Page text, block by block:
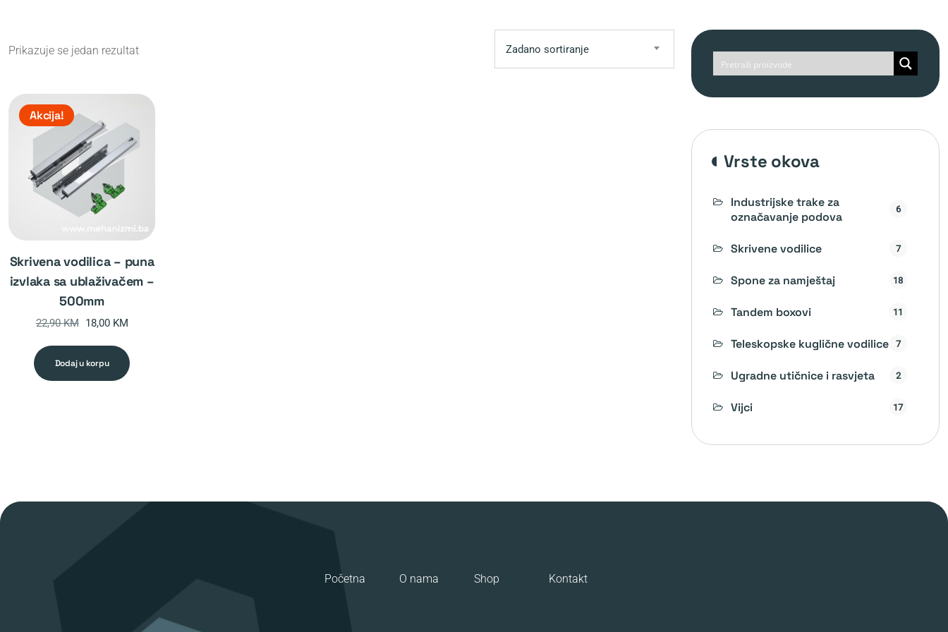
Prikazuje se jedan rezultat Zadano sortiranje
Akcija!
skrivena vodilica – puna
izvlaka sa ublaživačem –
500mm
22,90KM Original
22,90 KM.
18,00 KMCurrent
is:
18,00 KM.
dodaj u korpu
vrste okova
Industrijske trake za
označavanje podova
6
Skrivene vodilice 7
Spone za namještaj 18
Tandem boxovi 11
Teleskopske kuglične vodilice 7
Ugradne utičnice i rasvjeta 2
Vijci 17
Početna O nama Shop Kontakt